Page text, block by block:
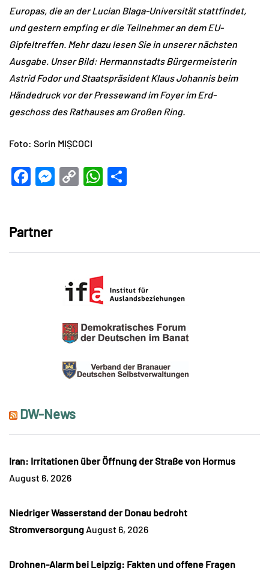
Europas, die an der Lucian Blaga-Universität stattfindet,
und gestern empfing er die Teilnehmer an dem EU-
Gipfeltreffen. Mehr dazu lesen Sie in unserer nächsten
Ausgabe. Unser Bild: Hermannstadts Bürgermeisterin
Astrid Fodor und Staatspräsident Klaus Johannis beim
Händedruck vor der Pressewand im Foyer im Erd-
geschoss des Rathauses am Großen Ring.
Foto: Sorin MIȘCOCI
Facebook
Messenger
CopyWhatsApp
Partner
DW-News
Iran: Irritationen über Öffnung der Straße von Hormus
August 6, 2026
Niedriger Wasserstand der Donau bedroht
Stromversorgung August 6, 2026
Drohnen-Alarm bei Leipzig: Fakten und offene Fragen